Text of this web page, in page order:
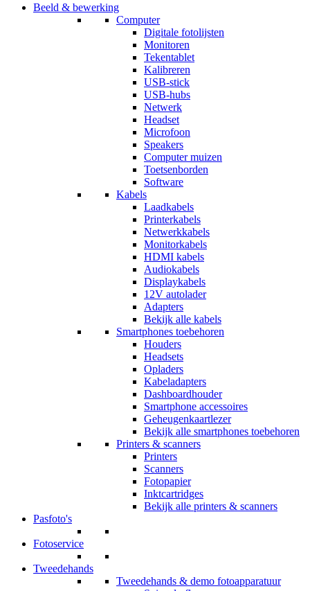
Beeld & bewerking
Computer
Digitale fotolijsten
Monitoren
Tekentablet
Kalibreren
USB-stick
USB-hubs
Netwerk
Headset
Microfoon
Speakers
Computer muizen
Toetsenborden
Software
Kabels
Laadkabels
Printerkabels
Netwerkkabels
Monitorkabels
HDMI kabels
Audiokabels
Displaykabels
12V autolader
Adapters
Bekijk alle kabels
Smartphones toebehoren
Houders
Headsets
Opladers
Kabeladapters
Dashboardhouder
Smartphone accessoires
Geheugenkaartlezer
Bekijk alle smartphones toebehoren
Printers & scanners
Printers
Scanners
Fotopapier
Inktcartridges
Bekijk alle printers & scanners
Pasfoto's
Fotoservice
Tweedehands
Tweedehands & demo fotoapparatuur